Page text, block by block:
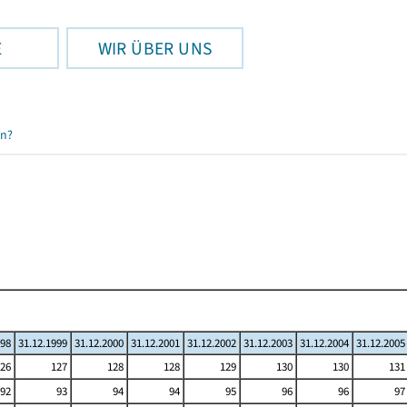
WIR ÜBER UNS
31.12.1999 31.12.2000 31.12.2001 31.12.2002 31.12.2003 31.12.2004 31.12.2005
127 128 128 129 130 130
131
92 93 94 94 95 96 96
97